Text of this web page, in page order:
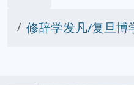
修辞学发凡/复旦博